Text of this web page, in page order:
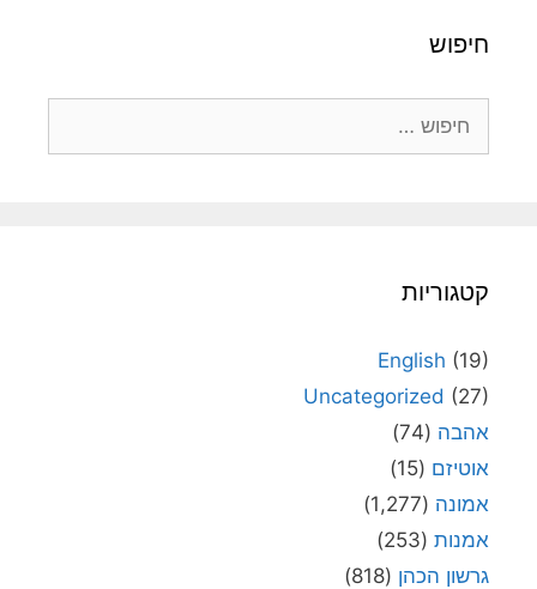
חיפוש
קטגוריות
English (19)
Uncategorized (27)
אהבה (74)
אוטיזם (15)
אמונה (1,277)
אמנות (253)
גרשון הכהן (818)